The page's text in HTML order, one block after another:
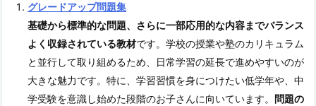
グレードアップ問題集
基礎から標準的な問題、さらに一部応用的な内容までバランス
よく収録されている教材です。学校の授業や塾のカリキュラム
と並行して取り組めるため、日常学習の延長で進めやすいのが
大きな魅力です。特に、学習習慣を身につけたい低学年や、中
学受験を意識し始めた段階のお子さんに向いています。 問題の